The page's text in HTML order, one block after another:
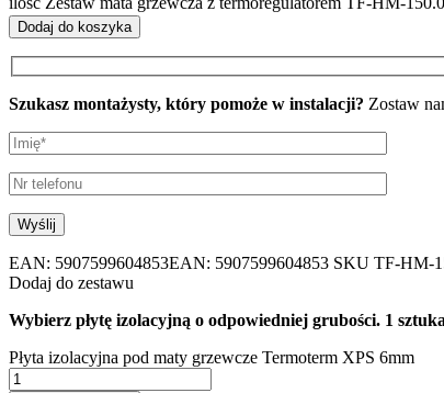
Dodaj do koszyka
Szukasz montażysty, który pomoże w instalacji? Zostaw
EAN: 5907599604853EAN: 5907599604853 SKU TF-HM-
Dodaj do zestawu
Wybierz płytę izolacyjną o odpowiedniej grubości. 1
Płyta izolacyjna pod maty grzewcze Termoterm XPS 6mm